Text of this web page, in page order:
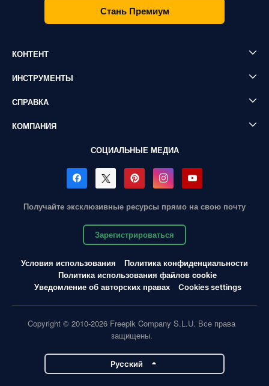
Стань Премиум
КОНТЕНТ
ИНСТРУМЕНТЫ
СПРАВКА
КОМПАНИЯ
СОЦИАЛЬНЫЕ МЕДИА
Получайте эксклюзивные ресурсы прямо на свою почту
Зарегистрироваться
Условия использования
Политика конфиденциальности
Политика использования файлов cookie
Уведомление об авторских правах
Cookies settings
Copyright © 2010-2026 Freepik Company S.L.U. Все права
защищены.
Pусский